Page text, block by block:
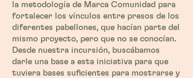
la metodología de Marca Comunidad para
fortalecer los vínculos entre presos de los
diferentes pabellones, que hacían parte del
mismo proyecto, pero que no se conocían.
Desde nuestra incursión, buscábamos
darle una base a esta iniciativa para que
tuviera bases suficientes para mostrarse y